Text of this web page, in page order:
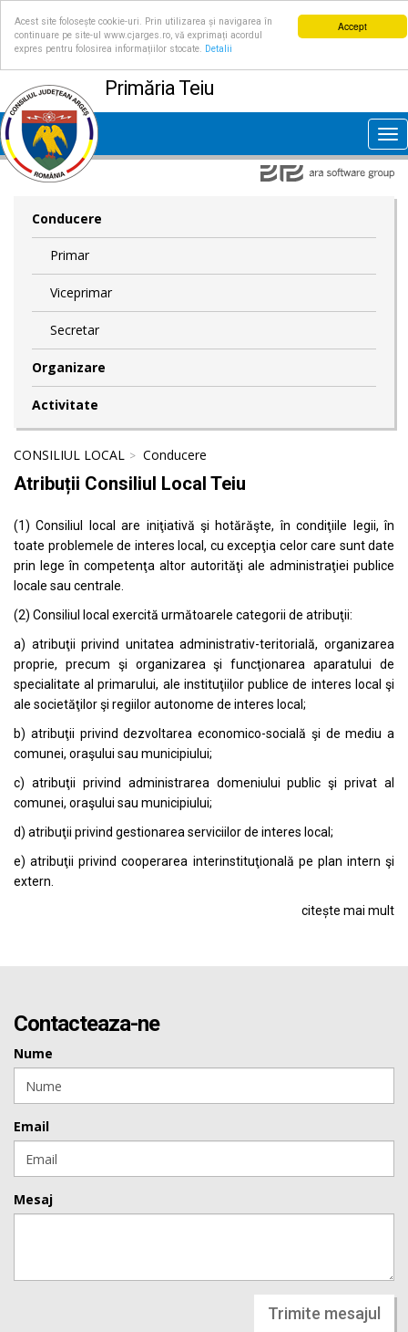
Accept
Acest site folosește cookie-uri. Prin utilizarea și navigarea în
continuare pe site-ul www.cjarges.ro, vă exprimați acordul
expres pentru folosirea informațiilor stocate.
Detalii
Primăria Teiu
Conducere
Primar
Viceprimar
Secretar
Organizare
Activitate
CONSILIUL LOCAL Conducere
Atribuții Consiliul Local Teiu
(1) Consiliul local are iniţiativă şi hotărăşte, în condiţiile legii, în
toate problemele de interes local, cu excepţia celor care sunt date
prin lege în competenţa altor autorităţi ale administraţiei publice
locale sau centrale.
(2) Consiliul local exercită următoarele categorii de atribuţii:
a) atribuţii privind unitatea administrativ-teritorială, organizarea
proprie, precum şi organizarea şi funcţionarea aparatului de
specialitate al primarului, ale instituţiilor publice de interes local şi
ale societăţilor şi regiilor autonome de interes local;
b) atribuţii privind dezvoltarea economico-socială şi de mediu a
comunei, oraşului sau municipiului;
c) atribuţii privind administrarea domeniului public şi privat al
comunei, oraşului sau municipiului;
d) atribuţii privind gestionarea serviciilor de interes local;
e) atribuţii privind cooperarea interinstituţională pe plan intern şi
extern.
citește mai mult
Contacteaza-ne
Nume
Email
Mesaj
Trimite mesajul